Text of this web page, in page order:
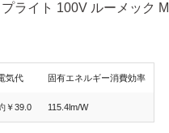
ライト 100V ルーメック
気代 固有エネルギー消費効率
￥39.0 115.4lm/W